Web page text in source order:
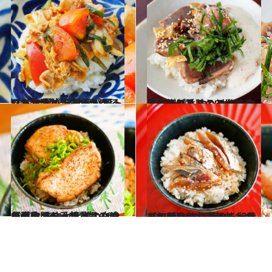
2022.8.27
【ガツンと元気が出るレシピ】 夏バテ対策！ 豚トマキムチ丼 トマトが入ることで味がまろやかに
グルメ 2022.8.29
【さっぱり味のスタミナ丼レシピ】 カツオのたたきの梅とろろのっけ丼 にんにくの香りとともにめしあがれ
グルメ
2022.8.28
【お魚のお手軽丼ものレシピ】 モウカザメのバター醤油ソテー丼 鶏と白身魚の中間のような旨みが最高
グルメ 2022.8.26
【お刺身のお手軽丼ものレシピ】 アジのコチュジャン風味丼 海苔や、卵黄を加えるのもアリ！
グルメ